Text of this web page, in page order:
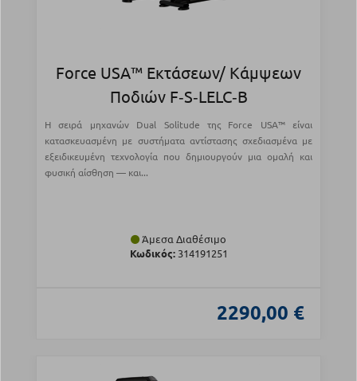
Force USA™ Εκτάσεων/ Κάμψεων
Ποδιών F‑S‑LELC‑B
Η σειρά μηχανών Dual Solitude της Force USA™ είναι
κατασκευασμένη με συστήματα αντίστασης σχεδιασμένα με
εξειδικευμένη τεχνολογία που δημιουργούν μια ομαλή και
φυσική αίσθηση — και...
Άμεσα Διαθέσιμο
Κωδικός:314191251
2290,00 €